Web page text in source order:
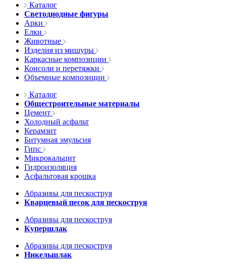
Каталог
Светодиодные фигуры
Арки
Елки
Животные
Изделия из мишуры
Каркасные композиции
Консоли и перетяжки
Объемные композиции
Каталог
Общестроительные материалы
Цемент
Холодный асфальт
Керамзит
Битумная эмульсия
Гипс
Микрокальцит
Гидроизоляция
Асфальтовая крошка
Абразивы для пескоструя
Кварцевый песок для пескоструя
Абразивы для пескоструя
Купершлак
Абразивы для пескоструя
Никельшлак